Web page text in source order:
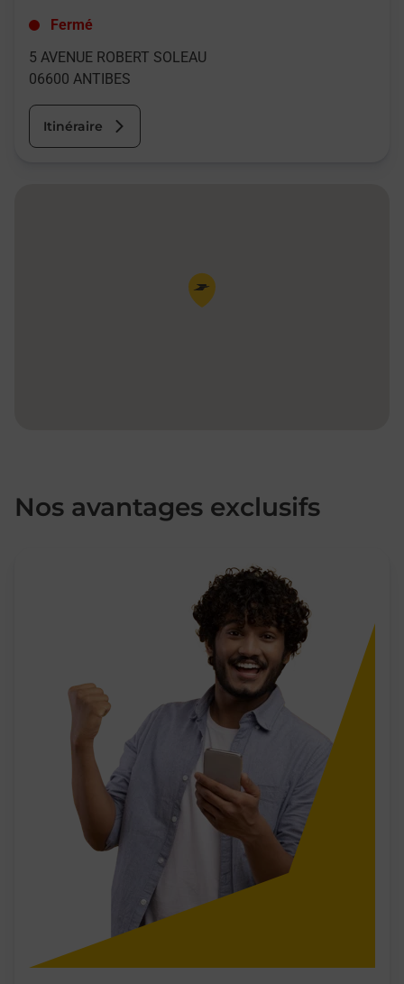
Fermé
5 AVENUE ROBERT SOLEAU
06600 ANTIBES
Itinéraire
Pin de la carte
Nos avantages exclusifs